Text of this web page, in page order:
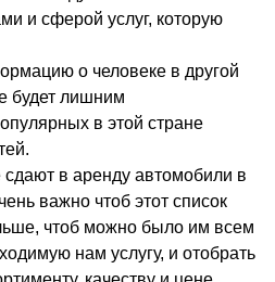
и сферой услуг, которую
о человеке в другой
будет лишним
в этой стране
в аренду автомобили в
важно чтоб этот список
чтоб можно было им всем
нам услугу, и отобрать